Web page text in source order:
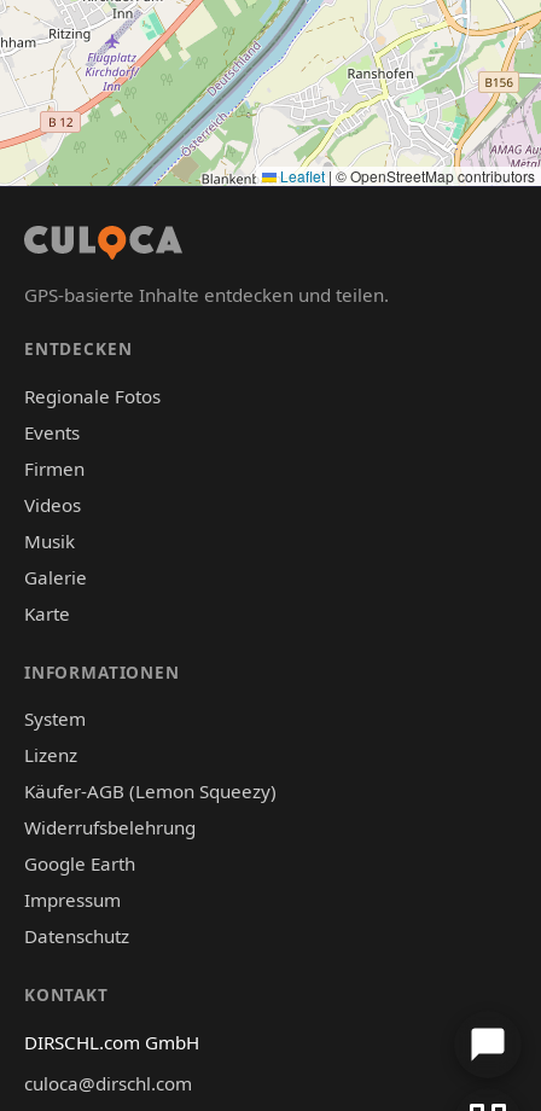
Leaflet | © OpenStreetMap contributors
GPS-basierte Inhalte entdecken und teilen.
ENTDECKEN
Regionale Fotos
Events
Firmen
Videos
Musik
Galerie
Karte
INFORMATIONEN
System
Lizenz
Käufer-AGB (Lemon Squeezy)
Widerrufsbelehrung
Google Earth
Impressum
Datenschutz
KONTAKT
DIRSCHL.com GmbH
culoca@dirschl.com